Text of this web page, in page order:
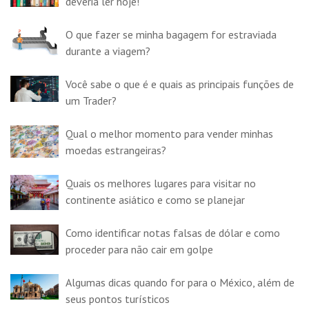
O que fazer se minha bagagem for estraviada
durante a viagem?
Você sabe o que é e quais as principais funções de
um Trader?
Qual o melhor momento para vender minhas
moedas estrangeiras?
Quais os melhores lugares para visitar no
continente asiático e como se planejar
Como identificar notas falsas de dólar e como
proceder para não cair em golpe
Algumas dicas quando for para o México, além de
seus pontos turísticos